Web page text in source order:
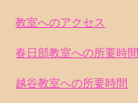
教室へのアクセス
春日部教室への所要時間
越谷教室への所要時間